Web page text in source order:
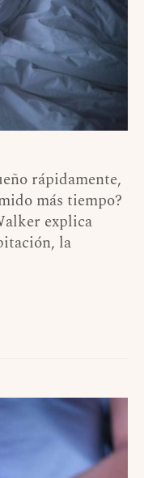
rápidamente,
más tiempo?
explica
la